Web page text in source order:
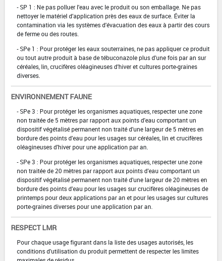
- SP 1 : Ne pas polluer l'eau avec le produit ou son emballage. Ne pas
nettoyer le matériel d'application près des eaux de surface. Éviter la
contamination via les systèmes d'évacuation des eaux à partir des cours
de ferme ou des routes.
- SPe 1 : Pour protéger les eaux souterraines, ne pas appliquer ce produit
ou tout autre produit à base de tébuconazole plus d'une fois par an sur
céréales, lin, crucifères oléagineuses d'hiver et cultures porte-graines
diverses.
ENVIRONNEMENT FAUNE
- SPe 3 : Pour protéger les organismes aquatiques, respecter une zone
non traitée de 5 mètres par rapport aux points d'eau comportant un
dispositif végétalisé permanent non traité d'une largeur de 5 mètres en
bordure des points d'eau pour les usages sur céréales, lin et crucifères
oléagineuses d'hiver pour une application par an.
- SPe 3 : Pour protéger les organismes aquatiques, respecter une zone
non traitée de 20 mètres par rapport aux points d'eau comportant un
dispositif végétalisé permanent non traité d'une largeur de 20 mètres en
bordure des points d'eau pour les usages sur crucifères oléagineuses de
printemps pour deux applications par an et pour les usages sur cultures
porte-graines diverses pour une application par an.
RESPECT LMR
Pour chaque usage figurant dans la liste des usages autorisés, les
conditions d'utilisation du produit permettent de respecter les limites